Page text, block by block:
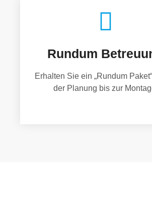
Rundum
Erhalten Sie ein „Rundum
der Planung bis zur